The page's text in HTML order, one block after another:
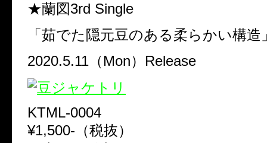
★蘭図3rd Single
「茹でた隠元豆のある柔らかい構造
2020.5.11（Mon）Release
KTML-0004
¥1,500-（税抜）